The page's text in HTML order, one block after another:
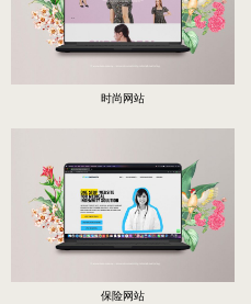
时尚网站
保险网站